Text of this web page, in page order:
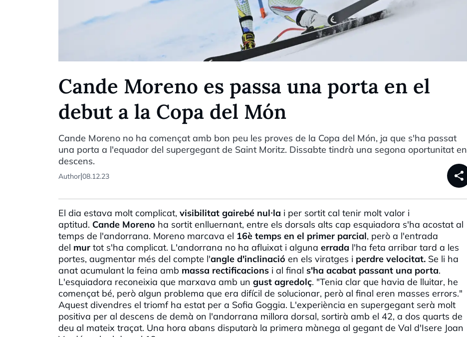
Cande Moreno es passa una porta en el
debut a la Copa del Món
Cande Moreno no ha començat amb bon peu les proves de la Copa del Món, ja que s'ha passat
una porta a l'equador del supergegant de Saint Moritz. Dissabte tindrà una segona oportunitat en
descens.
Author|08.12.23 share
El dia estava molt complicat, visibilitat gairebé nul·la i per sortit cal tenir molt valor i
aptitud. Cande Moreno ha sortit enlluernant, entre els dorsals alts cap esquiadora s'ha acostat al
temps de l'andorrana. Moreno marcava el 16è temps en el primer parcial, però a l'entrada
del mur tot s'ha complicat. L'andorrana no ha afluixat i alguna errada l'ha feta arribar tard a les
portes, augmentar més del compte l'angle d'inclinació en els viratges i perdre velocitat. Se li ha
anat acumulant la feina amb massa rectificacions i al final s'ha acabat passant una porta.
L'esquiadora reconeixia que marxava amb un gust agredolç. "Tenia clar que havia de lluitar, he
començat bé, però algun problema que era difícil de solucionar, però al final eren masses errors."
Aquest divendres el triomf ha estat per a Sofia Goggia. L'experiència en supergegant serà molt
positiva per al descens de demà on l'andorrana millora dorsal, sortirà amb el 42, a dos quarts de
deu al mateix traçat. Una hora abans disputarà la primera mànega al gegant de Val d'Isere Joan